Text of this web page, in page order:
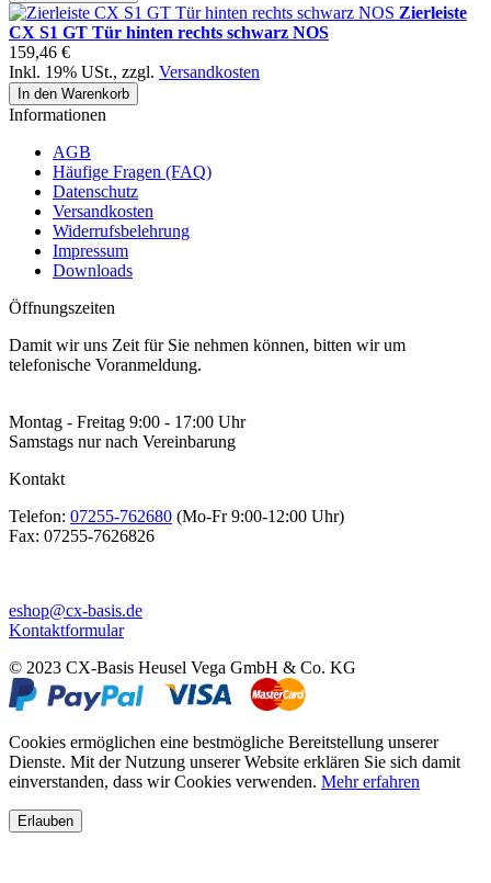
Zierleiste
CX S1 GT Tür hinten rechts schwarz NOS
159,46 €
Inkl. 19% USt., zzgl. Versandkosten
In den Warenkorb
Informationen
AGB
Häufige Fragen (FAQ)
Datenschutz
Versandkosten
Widerrufsbelehrung
Impressum
Downloads
Öffnungszeiten
Damit wir uns Zeit für Sie nehmen können, bitten wir um
telefonische Voranmeldung.
Montag - Freitag 9:00 - 17:00 Uhr
Samstags nur nach Vereinbarung
Kontakt
Telefon: 07255-762680 (Mo-Fr 9:00-12:00 Uhr)
Fax: 07255-7626826
eshop@cx-basis.de
Kontaktformular
© 2023 CX-Basis Heusel Vega GmbH & Co. KG
Cookies ermöglichen eine bestmögliche Bereitstellung unserer
Dienste. Mit der Nutzung unserer Website erklären Sie sich damit
einverstanden, dass wir Cookies verwenden. Mehr erfahren
Erlauben